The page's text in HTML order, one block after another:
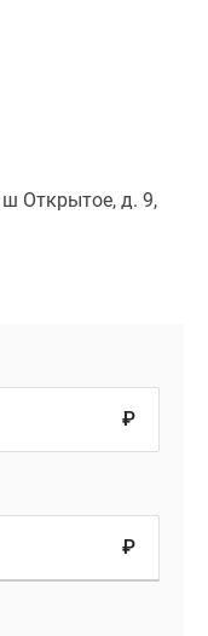
ш Открытое, д. 9,
₽
₽